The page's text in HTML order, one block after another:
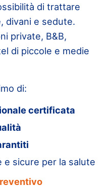
di trattare
divani e sedute.
private, B&B,
di piccole e medie
di:
certificata
e sicure per la salute